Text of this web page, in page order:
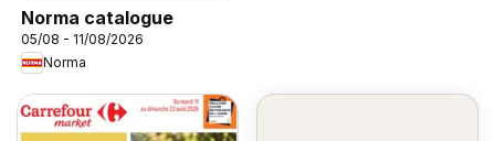
Norma catalogue
05/08 - 11/08/2026
Norma